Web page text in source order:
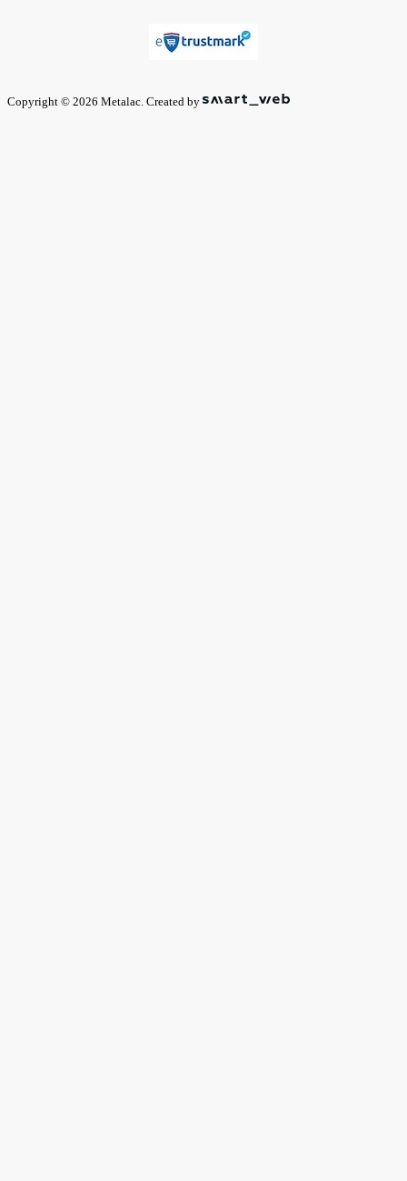
Copyright © 2026 Metalac. Created by